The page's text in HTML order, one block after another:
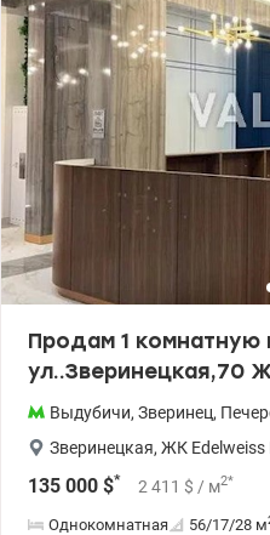
Продам 1 комнатную
ул..Зверинецкая,70
Выдубичи, Зверинец,
Зверинецкая, ЖК Edelweiss
135 000 $* 2 411 $ / м2*
Однокомнатная 56/17/28 м